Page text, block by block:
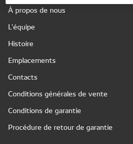
À propos de nous
L'équipe
Histoire
Emplacements
Contacts
Conditions générales de vente
Conditions de garantie
Procédure de retour de garantie